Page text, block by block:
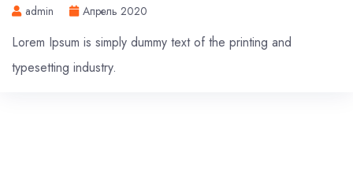
admin Апрель 2020
Lorem Ipsum is simply dummy text of the printing and
typesetting industry.